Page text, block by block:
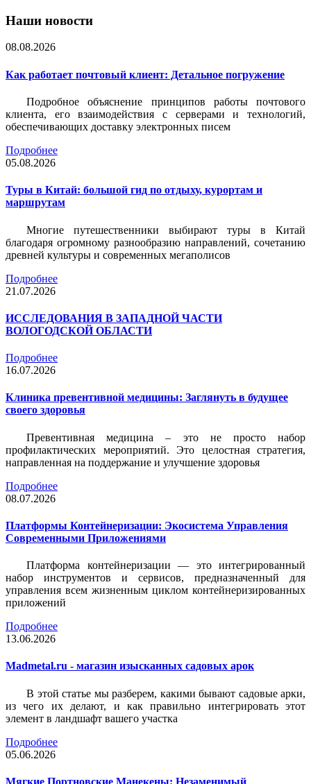
Наши новости
08.08.2026
Как работает почтовый клиент: Детальное погружение
Подробное объяснение принципов работы почтового
клиента, его взаимодействия с серверами и технологий,
обеспечивающих доставку электронных писем
Подробнее
05.08.2026
Туры в Китай: большой гид по отдыху, курортам и
маршрутам
Многие путешественники выбирают туры в Китай
благодаря огромному разнообразию направлений, сочетанию
древней культуры и современных мегаполисов
Подробнее
21.07.2026
ИССЛЕДОВАНИЯ В ЗАПАДНОЙ ЧАСТИ
ВОЛОГОДСКОЙ ОБЛАСТИ
Подробнее
16.07.2026
Клиника превентивной медицины: Заглянуть в будущее
своего здоровья
Превентивная медицина – это не просто набор
профилактических мероприятий. Это целостная стратегия,
направленная на поддержание и улучшение здоровья
Подробнее
08.07.2026
Платформы Контейнеризации: Экосистема Управления
Современными Приложениями
Платформа контейнеризации — это интегрированный
набор инструментов и сервисов, предназначенный для
управления всем жизненным циклом контейнеризированных
приложений
Подробнее
13.06.2026
Madmetal.ru - магазин изысканных садовых арок
В этой статье мы разберем, какими бывают садовые арки,
из чего их делают, и как правильно интегрировать этот
элемент в ландшафт вашего участка
Подробнее
05.06.2026
Мягкие Портновские Манекены: Незаменимый